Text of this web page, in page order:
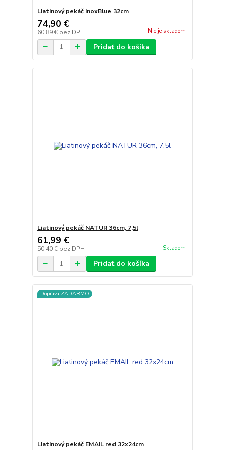
Liatinový pekáč InoxBlue 32cm
74,90 €
60,89 € bez DPH Nie je skladom
Pridať do košíka
Liatinový pekáč NATUR 36cm, 7,5l
61,99 €
50,40 € bez DPH Skladom
Pridať do košíka
Doprava ZADARMO
Liatinový pekáč EMAIL red 32x24cm